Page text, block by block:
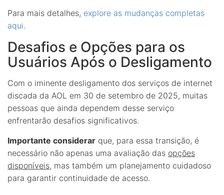
Para mais detalhes, explore as mudanças completas
aqui.
Desafios e Opções para os
Usuários Após o Desligamento
Com o iminente desligamento dos serviços de internet
discada da AOL em 30 de setembro de 2025, muitas
pessoas que ainda dependem desse serviço
enfrentarão desafios significativos.
Importante considerar que, para essa transição, é
necessário não apenas uma avaliação das opções
disponíveis, mas também um planejamento cuidadoso
para garantir continuidade de acesso.